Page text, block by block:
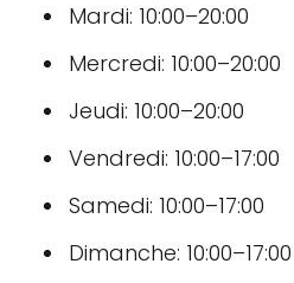
Mardi: 10:00–20:00
Mercredi: 10:00–20:00
Jeudi: 10:00–20:00
Vendredi: 10:00–17:00
Samedi: 10:00–17:00
Dimanche: 10:00–17:00